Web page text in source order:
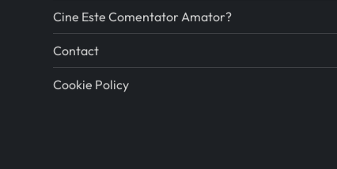
Cine Este Comentator Amator?
Contact
Cookie Policy